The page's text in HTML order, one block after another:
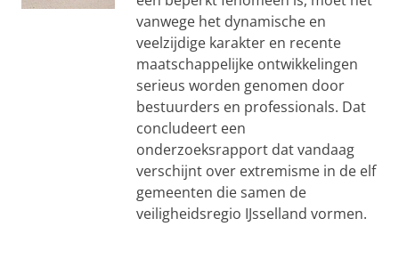
vanwege het dynamische en
veelzijdige karakter en recente
maatschappelijke ontwikkelingen
serieus worden genomen door
bestuurders en professionals. Dat
concludeert een
onderzoeksrapport dat vandaag
verschijnt over extremisme in de elf
gemeenten die samen de
veiligheidsregio IJsselland vormen.